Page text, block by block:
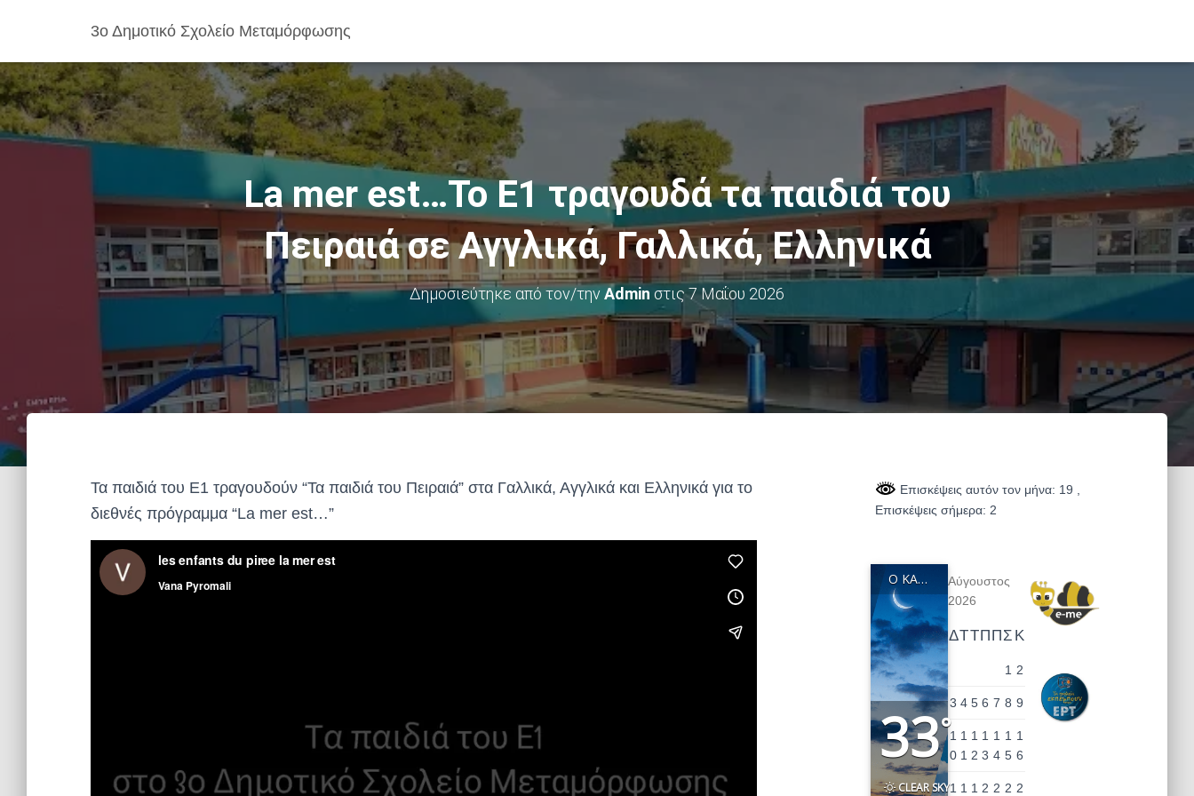
3ο Δημοτικό Σχολείο Μεταμόρφωσης
La mer est…Το Ε1 τραγουδά τα παιδιά του
Πειραιά σε Αγγλικά, Γαλλικά, Ελληνικά
Δημοσιεύτηκε από τον/τηνAdmin στις7 Μαΐου 2026
Τα παιδιά του Ε1 τραγουδούν “Τα παιδιά του Πειραιά” στα Γαλλικά, Αγγλικά και Ελληνικά για το
διεθνές πρόγραμμα “La mer est…”
Επισκέψεις αυτόν τον μήνα: 19
Επισκέψεις σήμερα: 2
Ο ΚΑΙΡΌΣ ΣΤΗΝ ΠΕΡΙΟΧΉ ΜΑΣ
33°
CLEAR SKY
Αύγουστος
2026
ΔΤΤ Π Π Σ Κ
1 2
3 4 5 6 7 8 9
1
0
1
1
1
2
1
3
1
4
1
5
1
6
1 1 1 2 2 2 2